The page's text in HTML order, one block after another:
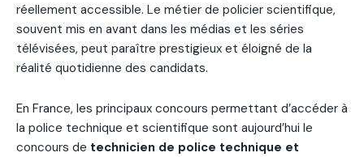
réellement accessible. Le métier de policier scientifique,
souvent mis en avant dans les médias et les séries
télévisées, peut paraître prestigieux et éloigné de la
réalité quotidienne des candidats.
En France, les principaux concours permettant d’accéder à
la police technique et scientifique sont aujourd’hui le
concours de technicien de police technique et